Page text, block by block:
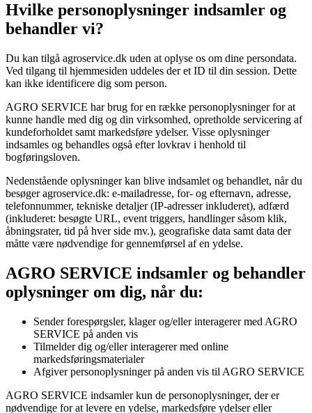
Hvilke personoplysninger indsamler og
behandler vi?
Du kan tilgå agroservice.dk uden at oplyse os om dine persondata.
Ved tilgang til hjemmesiden uddeles der et ID til din session. Dette
kan ikke identificere dig som person.
AGRO SERVICE har brug for en række personoplysninger for at
kunne handle med dig og din virksomhed, opretholde servicering af
kundeforholdet samt markedsføre ydelser. Visse oplysninger
indsamles og behandles også efter lovkrav i henhold til
bogføringsloven.
Nedenstående oplysninger kan blive indsamlet og behandlet, når du
besøgeragroservice.dk: e-mailadresse, for- og efternavn, adresse,
telefonnummer, tekniske detaljer (IP-adresser inkluderet), adfærd
(inkluderet: besøgte URL, event triggers, handlinger såsom klik,
åbningsrater, tid på hver side mv.), geografiske data samt data der
måtte være nødvendige for gennemførsel af en ydelse.
AGRO SERVICE indsamler og behandler
oplysninger om dig, når du:
Sender forespørgsler, klager og/eller interagerer med AGRO
SERVICE på anden vis
Tilmelder dig og/eller interagerer med online
markedsføringsmaterialer
Afgiver personoplysninger på anden vis til AGRO SERVICE
AGRO SERVICE indsamler kun de personoplysninger, der er
nødvendige for at levere en ydelse, markedsføre ydelser eller